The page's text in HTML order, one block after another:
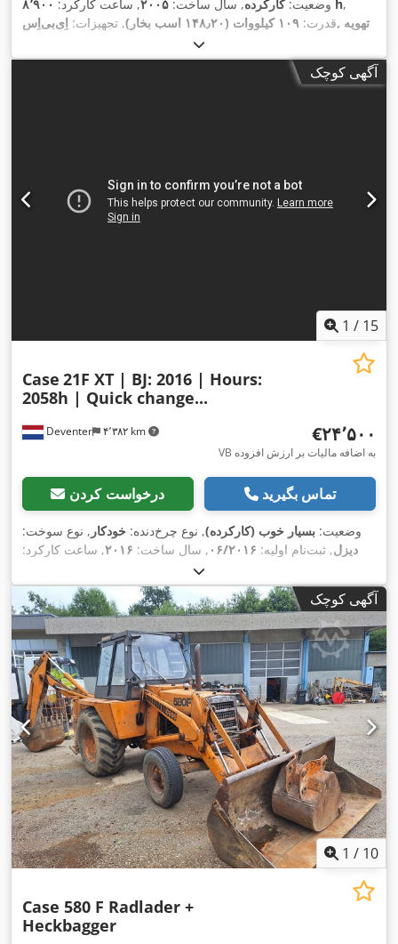
وضعیت:کارکرده, سال ساخت: ۲۰۰۵, ساعت کارکرد: ۸٬۹۰۰ h,
قدرت: ۱۰۹ کیلووات (۱۴۸٫۲۰ اسب بخار) , تجهیزات: اِی‌بی‌اِس‎, تهویه
آگهی کوچک
1 / 15
Deventer ۴٬۳۸۲ km
Case 21F XT | BJ: 2016 | Hours:
2058h | Quick change...
‎€۲۴٬۵۰۰
VB به اضافه مالیات بر ارزش افزوده
درخواست کردن تماس بگیرید
وضعیت: بسیار خوب (کارکرده), نوع چرخ‌دنده: خودکار , نوع سوخت:
دیزل, ثبت‌نام اولیه: ۰۶/۲۰۱۶ , سال ساخت: ۲۰۱۶, ساعت کارکرد:
آگهی کوچک
1 / 10
Case 580 F Radlader +
Heckbagger